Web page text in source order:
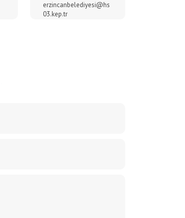
erzincanbelediyesi@hs
03.kep.tr